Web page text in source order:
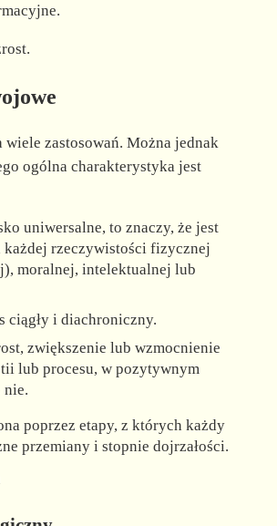
wiele zastosowań. Można jednak
ogólna charakterystyka jest
uniwersalne, to znaczy, że jest
każdej rzeczywistości fizycznej
moralnej, intelektualnej lub
ciągły i diachroniczny.
zwiększenie lub wzmocnienie
lub procesu, w pozytywnym
poprzez etapy, z których każdy
przemiany i stopnie dojrzałości.